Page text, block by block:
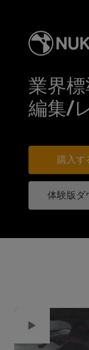
業界
編集/
購入す
体験版ダ